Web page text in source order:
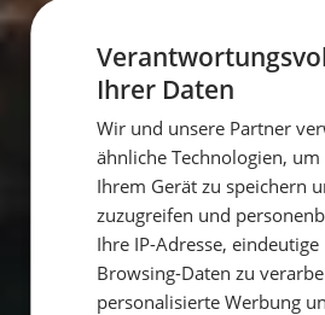
Ihrer Daten
Wir und unsere Partner
ähnliche Technologien,
Ihrem Gerät zu speichern
zuzugreifen und
Ihre IP-Adresse,
Browsing-Daten zu
personalisierte Werbung